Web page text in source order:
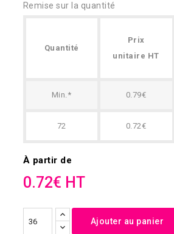
Remise sur la quantité
Quantité
Prix
unitaire HT
Min.* 0.79€
72 0.72€
À partir de
0.72€ HT
Ajouter au panier